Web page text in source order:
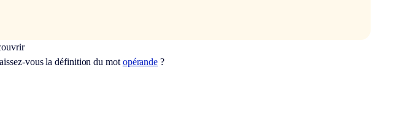
vous la définition du mot opérande ?